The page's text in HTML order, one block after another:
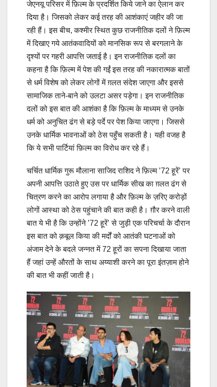
जेएनयू परिसर‌ में फ़िल्म के प्रदर्शित किये जाने का ऐलान कर
दिया है। जिसको लेकर कई तरह की आशंकाएं जहीर की जा
रही हैं। इस बीच, कश्मीर स्थित कुछ राजनीतिक दलों ने फ़िल्म
में दिखाए गये आतंकवादियों को मानसिक रूप से बरगलाने के‌
दृश्यों पर गहरी आपत्ति जताई है। इन राजनीतिक दलों का
कहना है कि फ़िल्म में पेश की गईं इस तरह की नकारात्मक बातों
से धर्म विशेष‌ को लेकर लोगों में ग़लत संदेश जाएगा और इससे
सामाजिक ताने-बाने को उलटा असर पड़ेगा। इन राजनीतिक
दलों को इस बात की आशंका है कि फ़िल्म के माध्यम से उनके
धर्म को अनुचित ढंग से बड़े पर्दे पर पेश किया जाएगा। जिससे
उनके धार्मिक भावनाओं को ठेस पहुँच सकती है। यही वजह है
कि ये सभी पार्टियां फ़िल्म‌ का विरोध कर रहे हैं।
चर्चित धार्मिक गुरू मौलाना साजिद राशिद ने फ़िल्म‌ ’72 हूरें’ पर
अपनी आपत्ति उठाते हुए उस पर धार्मिक सीख का ग़लत ढंग से
चित्रण करने का आरोप लगाया है और फ़िल्म के ज़रिए करोड़ों
लोगों आस्था को ठेस पहुंचाने की बात कही है। ग़ौर करने वाली
बात ये भी है कि उन्होंने ’72 हूरें’ से जुड़ी एक परिचर्चा के दौरान
इस बात को क़बूल किया की मर्दों को आतंकी घटनाओं को
अंजाम देने के बदले जन्नत में 72 हूरों का सपना दिखाया जाता
हैं जहां उन्हें औरतों के साथ अय्याशी करने का पूरा इंतज़ाम होने
की बात भी कहीं जाती है।